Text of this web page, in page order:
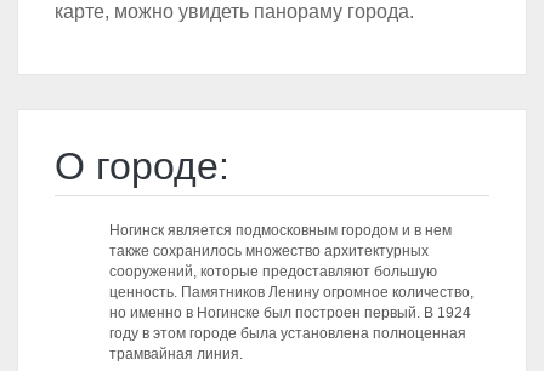
карте, можно увидеть панораму города.
О городе:
Ногинск является подмосковным городом и в нем
также сохранилось множество архитектурных
сооружений, которые предоставляют большую
ценность. Памятников Ленину огромное количество,
но именно в Ногинске был построен первый. В 1924
году в этом городе была установлена полноценная
трамвайная линия.